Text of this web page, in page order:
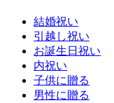
結婚祝い
引越し祝い
お誕生日祝い
内祝い
子供に贈る
男性に贈る